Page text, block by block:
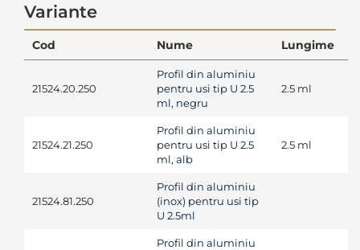
Variante
Cod Nume Lungime
21524.20.250
Profil din aluminiu
pentru usi tip U 2.5
ml, negru
2.5 ml
21524.21.250
Profil din aluminiu
pentru usi tip U 2.5
ml, alb
2.5 ml
21524.81.250
Profil din aluminiu
(inox) pentru usi tip
U 2.5ml
Profil din aluminiu